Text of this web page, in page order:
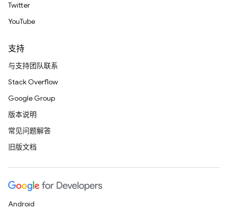
Twitter
YouTube
支持
与支持团队联系
Stack Overflow
Google Group
版本说明
常见问题解答
旧版文档
Android